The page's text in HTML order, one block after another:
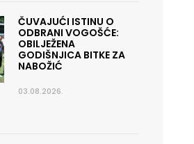
ČUVAJUĆI ISTINU O
ODBRANI VOGOŠĆE:
OBILJEŽENA
GODIŠNJICA BITKE ZA
NABOŽIĆ
03.08.2026.